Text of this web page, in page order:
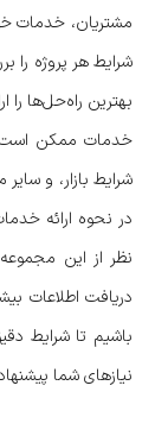
مشتریان، خدمات
شرایط هر پروژه را
بهترین راه‌حل‌ها را
خدمات ممکن است
شرایط بازار، و
در نحوه ارائه
نظر از این
دریافت اطلاعات
باشیم تا شرایط
نیازهای شما